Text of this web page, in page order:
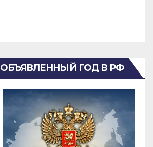
ОБЪЯВЛЕННЫЙ ГОД В РФ